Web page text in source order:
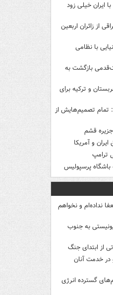
ایران خیلی زود
از زائران اربعین
با نظامی
بازگشت به
و ترکیه برای
تمام تصمیم‌هایش از
جزیره قشم
و آمریکا
ترامپ
پرسپولیس
نداده‌ام و نخواهم
به جنوب
در خدمت آنان
گسترده انرژی